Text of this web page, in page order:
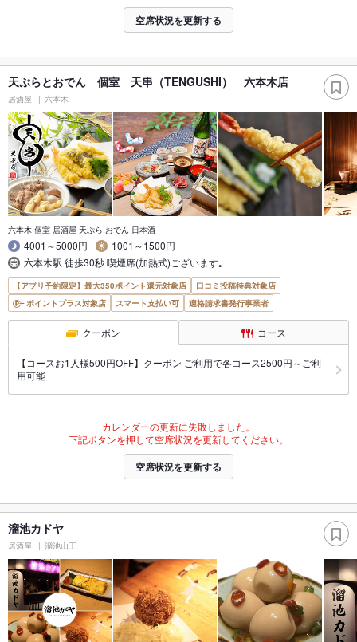
空席状況を更新する
天ぷらとおでん 個室 天串（TENGUSHI） 六本木店
居酒屋 六本木
六本木 個室 居酒屋 天ぷら おでん 日本酒
4001～5000円
1001～1500円
六本木駅 徒歩30秒 喫煙席(加熱式)ございます｡
【アプリ予約限定】最大350ポイント還元対象店
口コミ投稿特典対象店
ポイントプラス対象店
スマート支払い可 適格請求書発行事業者
クーポン コース
【コースお1人様500円OFF】クーポン ご利用で各コース2500円～ご利
用可能
カレンダーの更新に失敗しました。
下記ボタンを押して空席状況を更新してください。
空席状況を更新する
溜池カドヤ
居酒屋 溜池山王